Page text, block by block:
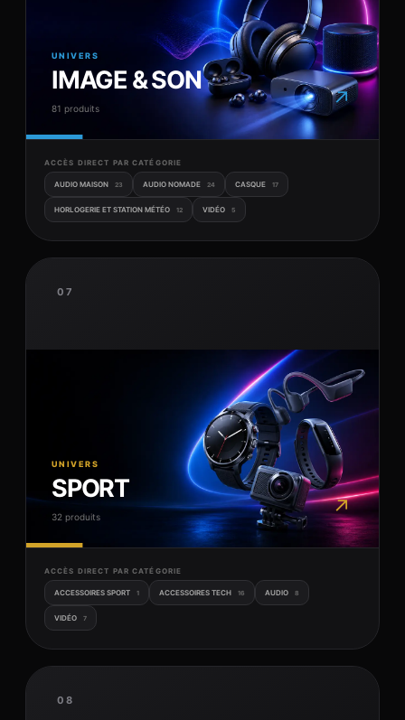
UNIVERS
IMAGE & SON
81 produits ↗
ACCÈS DIRECT PAR CATÉGORIE
AUDIO MAISON 23 AUDIO NOMADE 24 CASQUE 17
HORLOGERIE ET STATION MÉTÉO 12 VIDÉO 5
07
UNIVERS
SPORT
32 produits ↗
ACCÈS DIRECT PAR CATÉGORIE
ACCESSOIRES SPORT 1 ACCESSOIRES TECH 16 AUDIO 8
VIDÉO 7
08